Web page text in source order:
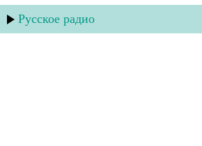
Русское радио
Эльдар Далгатов - Знойной